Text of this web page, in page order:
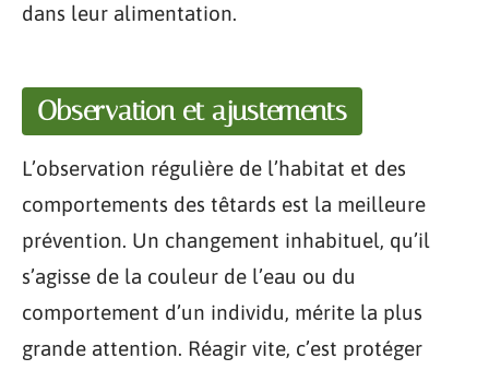
dans leur alimentation.
Observation et ajustements
L’observation régulière de l’habitat et des
comportements des têtards est la meilleure
prévention. Un changement inhabituel, qu’il
s’agisse de la couleur de l’eau ou du
comportement d’un individu, mérite la plus
grande attention. Réagir vite, c’est protéger